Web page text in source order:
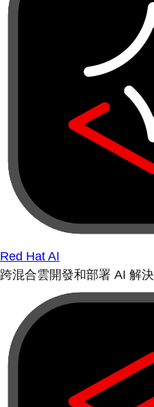
Red Hat AI
跨混合雲開發和部署 AI 解決